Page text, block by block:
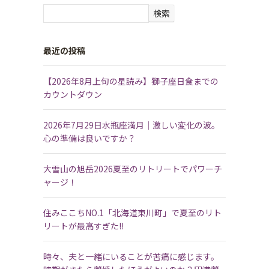
検索
最近の投稿
【2026年8月上旬の星読み】獅子座日食までの
カウントダウン
2026年7月29日水瓶座満月｜激しい変化の波。
心の準備は良いですか？
大雪山の旭岳2026夏至のリトリートでパワーチ
ャージ！
住みここちNO.1「北海道東川町」で夏至のリト
リートが最高すぎた!!
時々、夫と一緒にいることが苦痛に感じます。